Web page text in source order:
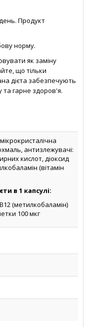
Продукт
норму.
як заміну
що тільки
дієта забезпечують
та гарне здоров'я.
антизлежувачі:
кислот, діоксид
(вітамін
в 1 капсулі:
(метилкобаламін)
100 мкг